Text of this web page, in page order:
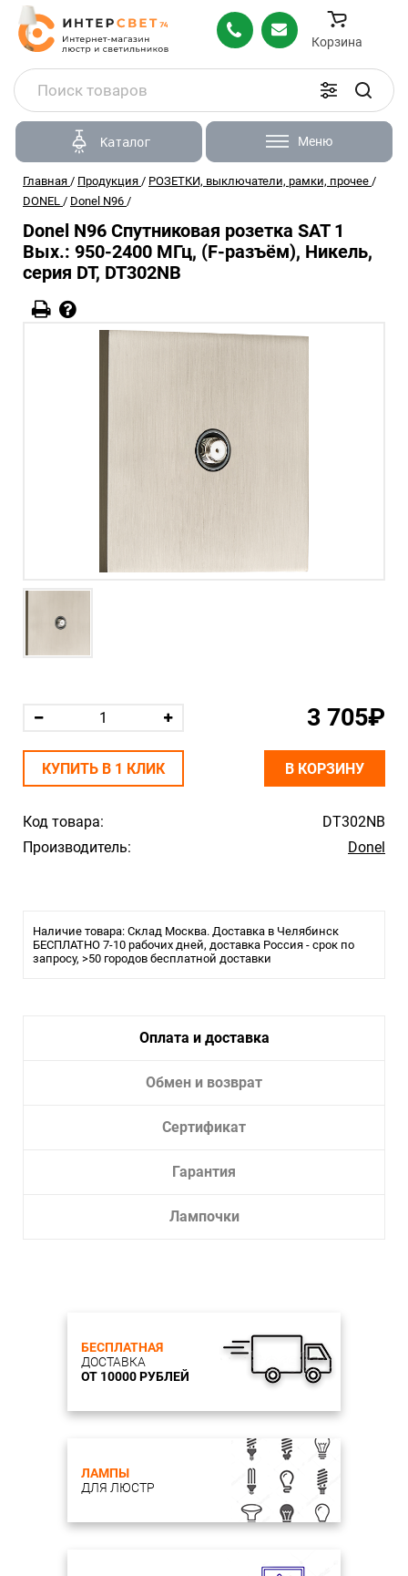
Корзина
Каталог Меню
Главная / Продукция / РОЗЕТКИ, выключатели, рамки, прочее /
DONEL / Donel N96 /
Donel N96 Спутниковая розетка SAT 1
Вых.: 950-2400 МГц, (F-разъём), Никель,
серия DT, DT302NB
Код товара:
DT302NB
Производитель:
Donel
Наличие товара: Склад Москва. Доставка в Челябинск
БЕСПЛАТНО 7-10 рабочих дней, доставка Россия - срок по
запросу, >50 городов бесплатной доставки
3 705₽
КУПИТЬ В 1 КЛИК В КОРЗИНУ
Оплата и доставка
Обмен и возврат
Сертификат
Гарантия
Лампочки
БЕСПЛАТНАЯ
ДОСТАВКА
ОТ 10000 РУБЛЕЙ
ЛАМПЫ
ДЛЯ ЛЮСТР